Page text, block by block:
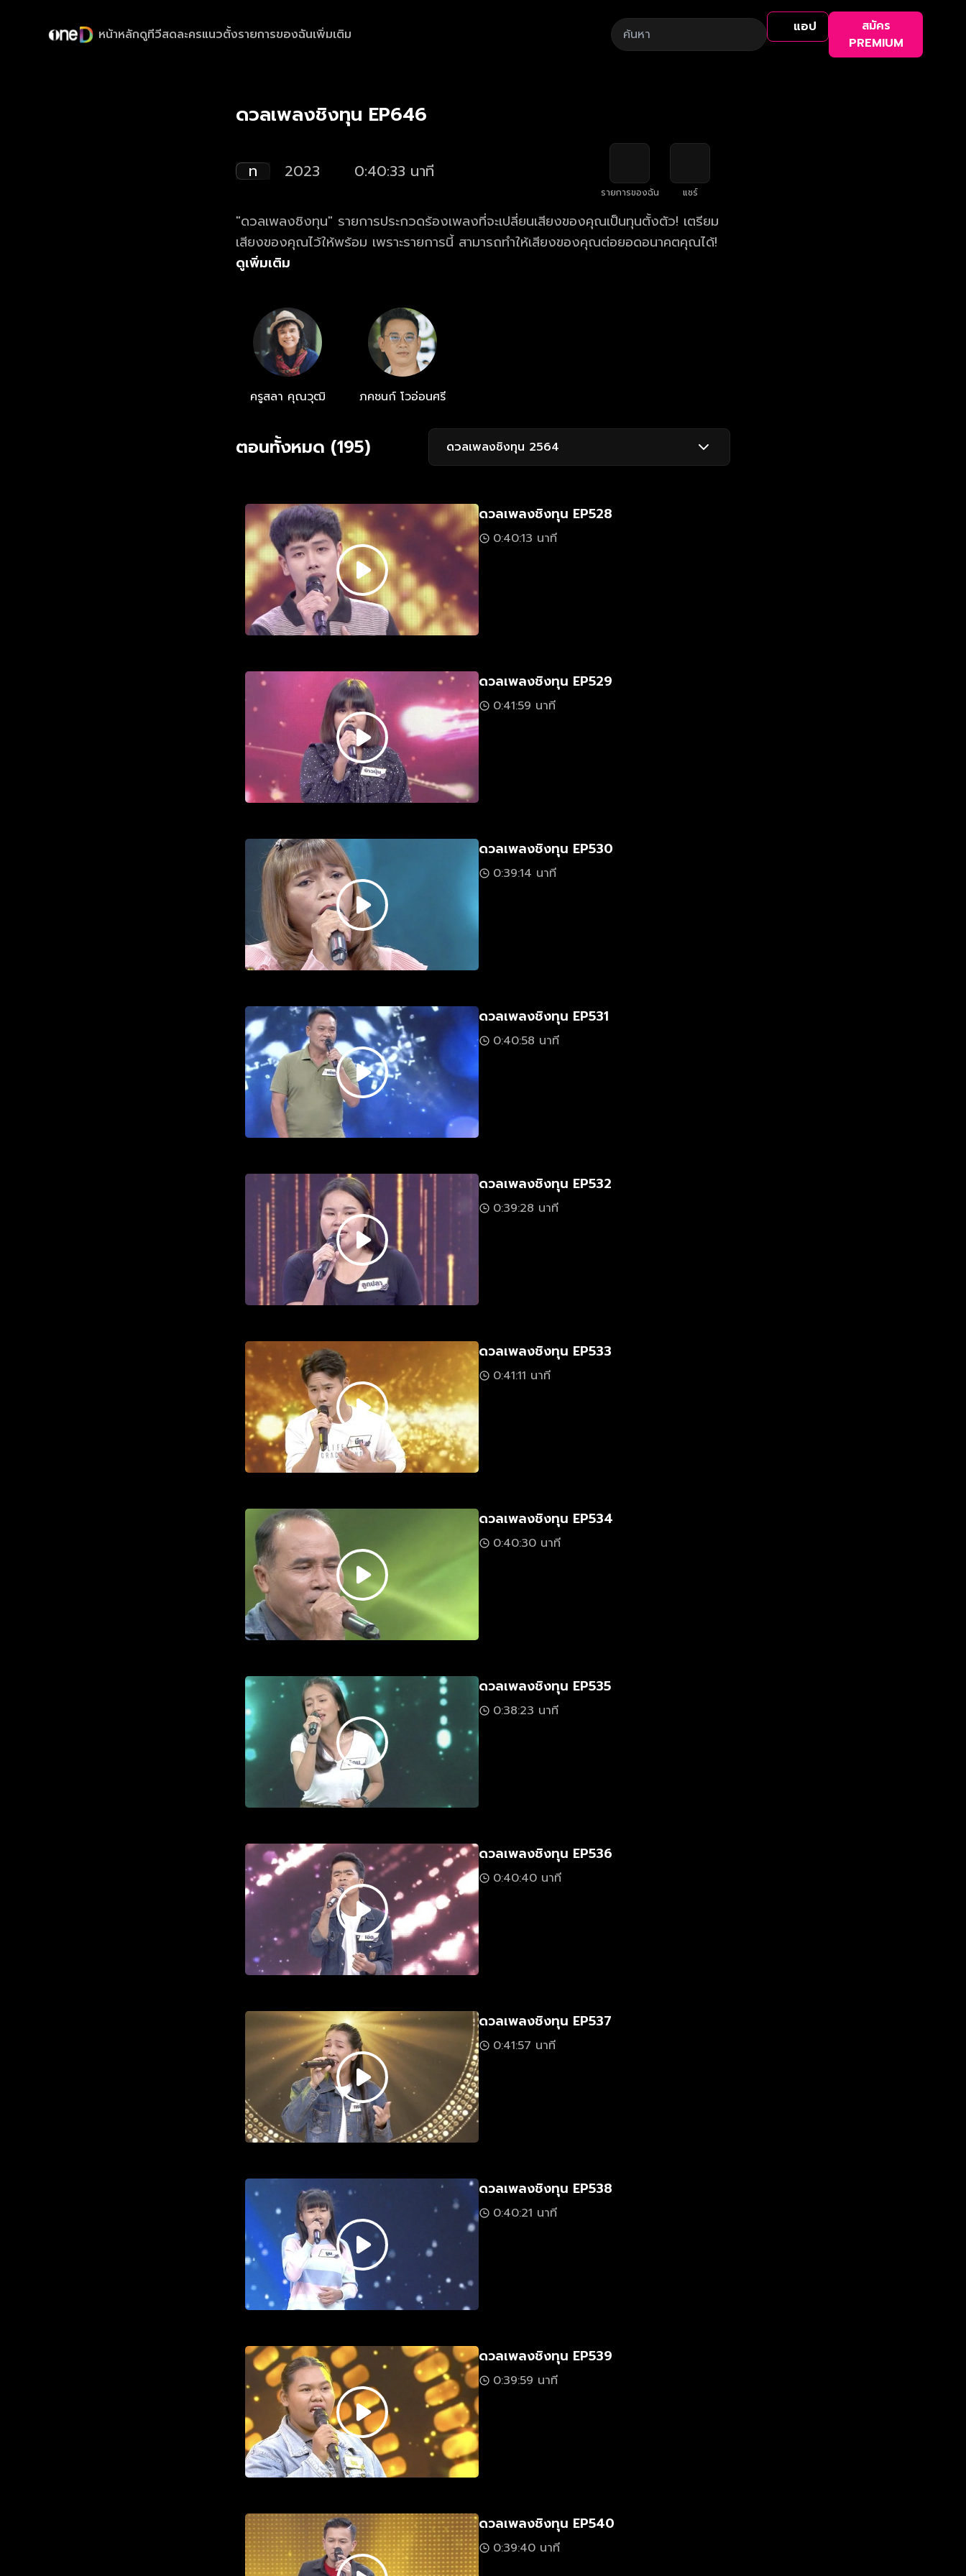
หน้าหลักดูทีวีสดละครแนวตั้งรายการของฉันเพิ่มเติม แอป
สมัคร
PREMIUM
ดวลเพลงชิงทุน EP646
ท 2023 0:40:33 นาที
รายการของฉัน แชร์
"ดวลเพลงชิงทุน" รายการประกวดร้องเพลงที่จะเปลี่ยนเสียงของคุณเป็นทุนตั้งตัว! เตรียม
เสียงของคุณไว้ให้พร้อม เพราะรายการนี้ สามารถทำให้เสียงของคุณต่อยอดอนาคตคุณได้!
ดูเพิ่มเติม
ครูสลา คุณวุฒิ ภคชนก์ โวอ่อนศรี
ตอนทั้งหมด (195) ดวลเพลงชิงทุน 2564
ดวลเพลงชิงทุน EP528
0:40:13 นาที
ดวลเพลงชิงทุน EP529
0:41:59 นาที
ดวลเพลงชิงทุน EP530
0:39:14 นาที
ดวลเพลงชิงทุน EP531
0:40:58 นาที
ดวลเพลงชิงทุน EP532
0:39:28 นาที
ดวลเพลงชิงทุน EP533
0:41:11 นาที
ดวลเพลงชิงทุน EP534
0:40:30 นาที
ดวลเพลงชิงทุน EP535
0:38:23 นาที
ดวลเพลงชิงทุน EP536
0:40:40 นาที
ดวลเพลงชิงทุน EP537
0:41:57 นาที
ดวลเพลงชิงทุน EP538
0:40:21 นาที
ดวลเพลงชิงทุน EP539
0:39:59 นาที
ดวลเพลงชิงทุน EP540
0:39:40 นาที